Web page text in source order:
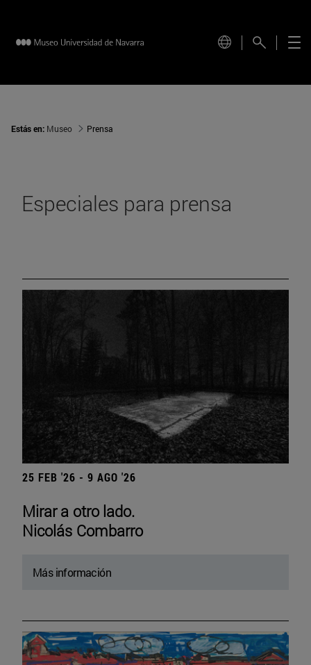
Estás en: Museo Prensa
Especiales para prensa
25 FEB '26 - 9 AGO '26
Mirar a otro lado.
Nicolás Combarro
Más información